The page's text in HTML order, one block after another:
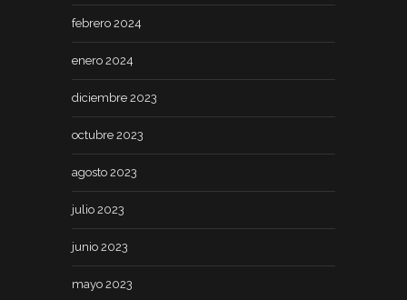
febrero 2024
enero 2024
diciembre 2023
octubre 2023
agosto 2023
julio 2023
junio 2023
mayo 2023